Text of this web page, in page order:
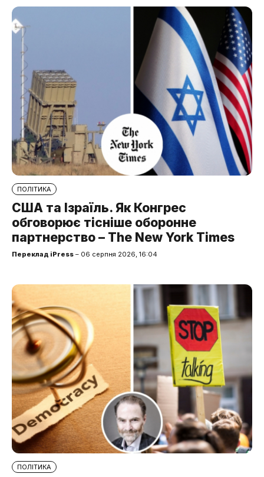
ПОЛІТИКА
США та Ізраїль. Як Конгрес
обговорює тісніше оборонне
партнерство – The New York Times
Переклад iPress – 06 серпня 2026, 16:04
ПОЛІТИКА